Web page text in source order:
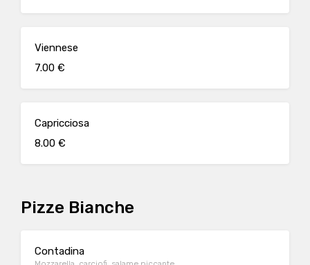
Viennese
7.00 €
Capricciosa
8.00 €
Pizze Bianche
Contadina